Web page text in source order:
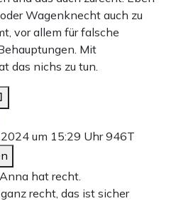
Wagenknecht auch zu
vor allem für falsche
Mit
das nichs zu tun.
um 15:29 Uhr946T
hat recht.
recht, das ist sicher